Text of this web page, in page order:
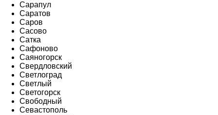
Сарапул
Саратов
Саров
Сасово
Сатка
Сафоново
Саяногорск
Свердловский
Светлоград
Светлый
Светогорск
Свободный
Севастополь